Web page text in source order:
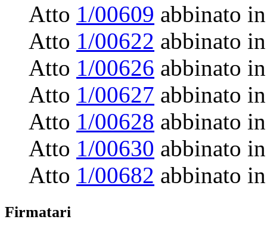
Atto 1/00609 abbinato
Atto 1/00622 abbinato
Atto 1/00626 abbinato
Atto 1/00627 abbinato
Atto 1/00628 abbinato
Atto 1/00630 abbinato
Atto 1/00682 abbinato
Firmatari